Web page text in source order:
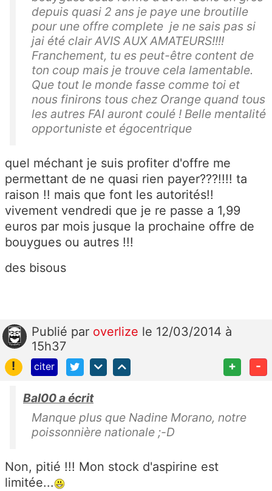
depuis quasi 2 ans je paye une broutille
pour une offre complete je ne sais pas si
jai été clair AVIS AUX AMATEURS!!!!
Franchement, tu es peut-être content de
ton coup mais je trouve cela lamentable.
Que tout le monde fasse comme toi et
nous finirons tous chez Orange quand tous
les autres FAI auront coulé ! Belle mentalité
opportuniste et égocentrique
quel méchant je suis profiter d'offre me
permettant de ne quasi rien payer???!!!! ta
raison !! mais que font les autorités!!
vivement vendredi que je re passe a 1,99
euros par mois jusque la prochaine offre de
bouygues ou autres !!!
des bisous
Publié par overlize le 12/03/2014 à
15h37
!
citer + -
Bal00 a écrit
Manque plus que Nadine Morano, notre
poissonnière nationale ;-D
Non, pitié !!! Mon stock d'aspirine est
limitée...